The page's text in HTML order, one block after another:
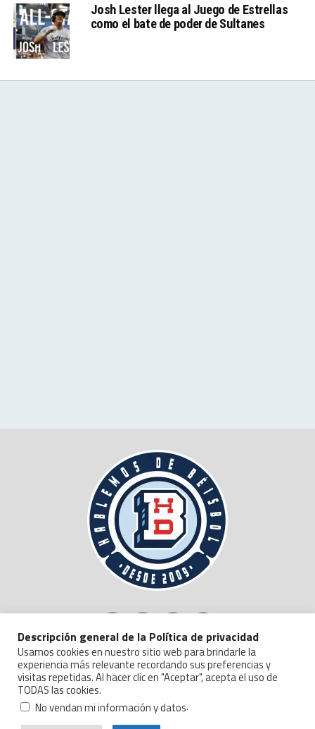
Josh Lester llega al Juego de Estrellas
como el bate de poder de Sultanes
Copyright © 2024 Hablemos de Beisbol.
Descripción general de la Política de privacidad
Usamos cookies en nuestro sitio web para brindarle la
experiencia más relevante recordando sus preferencias y
visitas repetidas. Al hacer clic en "Aceptar", acepta el uso de
TODAS las cookies.
No vendan mi información y datos.